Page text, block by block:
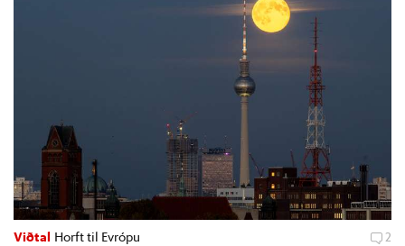
Viðtal Horft til Evrópu 2